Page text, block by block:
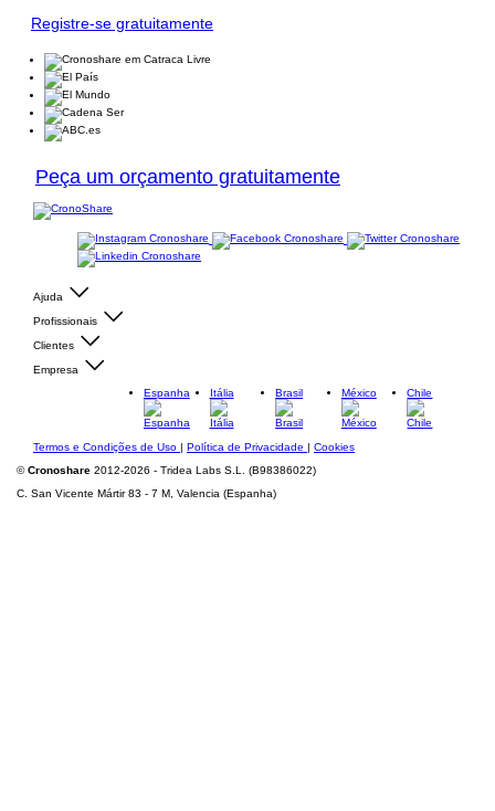
Registre-se gratuitamente
Peça um orçamento gratuitamente
Ajuda
Profissionais
Clientes
Empresa
Espanha
Itália Brasil México Chile
Termos e Condições de Uso | Política de Privacidade | Cookies
©Cronoshare 2012-2026 - Tridea Labs S.L. (B98386022)
C. San Vicente Mártir 83 - 7 M, Valencia (Espanha)